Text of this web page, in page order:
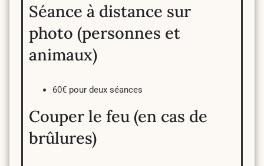
Séance à distance sur
photo (personnes et
animaux)
60€ pour deux séances
Couper le feu (en cas de
brûlures)